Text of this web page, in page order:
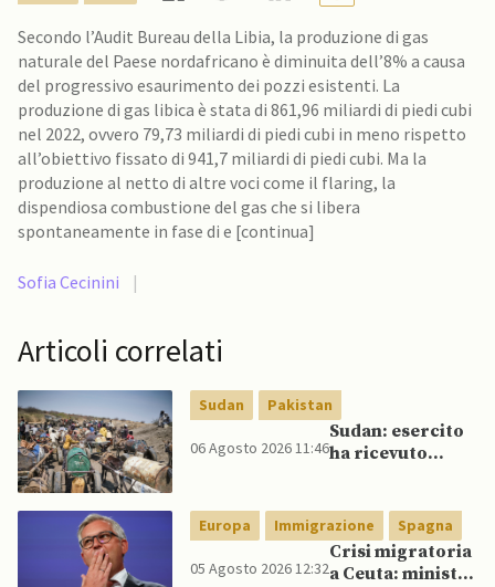
Secondo l’Audit Bureau della Libia, la produzione di gas
naturale del Paese nordafricano è diminuita dell’8% a causa
del progressivo esaurimento dei pozzi esistenti. La
produzione di gas libica è stata di 861,96 miliardi di piedi cubi
nel 2022, ovvero 79,73 miliardi di piedi cubi in meno rispetto
all’obiettivo fissato di 941,7 miliardi di piedi cubi. Ma la
produzione al netto di altre voci come il flaring, la
dispendiosa combustione del gas che si libera
spontaneamente in fase di e [continua]
Sofia Cecinini |
Articoli correlati
Sudan Pakistan
06 Agosto 2026 11:46
Sudan: esercito
ha ricevuto
Pakistan
Europa Immigrazione Spagna
05 Agosto 2026 12:32
Crisi migratoria
a Ceuta: ministri